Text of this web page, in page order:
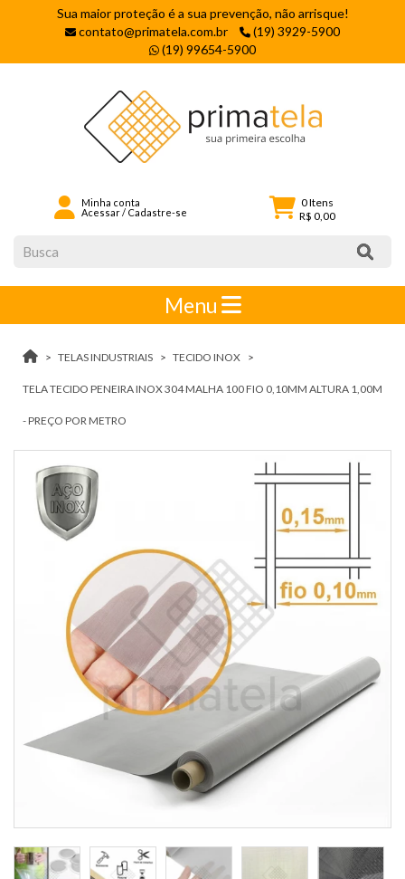
Sua maior proteção é a sua prevenção, não arrisque!
contato@primatela.com.br
(19) 3929-5900
(19) 99654-5900
Minha conta
Acessar/ Cadastre-se
0Itens
R$ 0,00
Menu
TELAS INDUSTRIAIS TECIDO INOX
TELA TECIDO PENEIRA INOX 304 MALHA 100 FIO 0,10MM ALTURA 1,00M
- PREÇO POR METRO